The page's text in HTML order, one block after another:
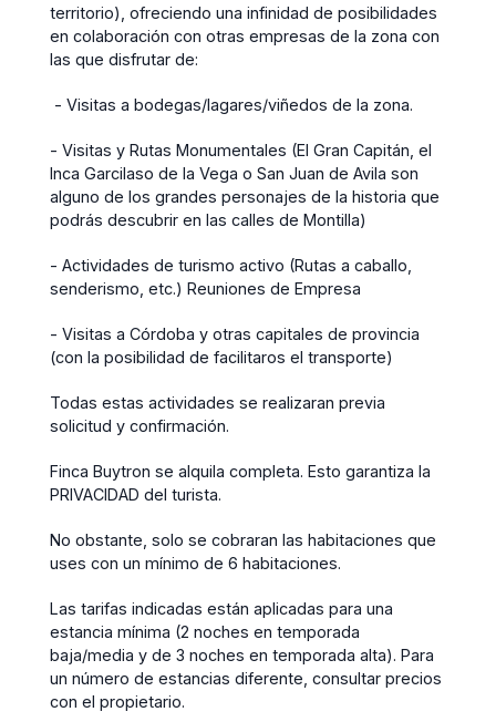
territorio), ofreciendo una infinidad de posibilidades
en colaboración con otras empresas de la zona con
las que disfrutar de:
- Visitas a bodegas/lagares/viñedos de la zona.
- Visitas y Rutas Monumentales (El Gran Capitán, el
Inca Garcilaso de la Vega o San Juan de Avila son
alguno de los grandes personajes de la historia que
podrás descubrir en las calles de Montilla)
- Actividades de turismo activo (Rutas a caballo,
senderismo, etc.) Reuniones de Empresa
- Visitas a Córdoba y otras capitales de provincia
(con la posibilidad de facilitaros el transporte)
Todas estas actividades se realizaran previa
solicitud y confirmación.
Finca Buytron se alquila completa. Esto garantiza la
PRIVACIDAD del turista.
No obstante, solo se cobraran las habitaciones que
uses con un mínimo de 6 habitaciones.
Las tarifas indicadas están aplicadas para una
estancia mínima (2 noches en temporada
baja/media y de 3 noches en temporada alta). Para
un número de estancias diferente, consultar precios
con el propietario.